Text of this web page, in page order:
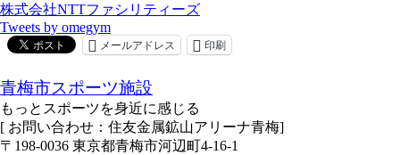
株式会社NTTファシリティーズ
Tweets by omegym
メールアドレス
印刷
青梅市スポーツ施設
もっとスポーツを身近に感じる
[ お問い合わせ：住友金属鉱山アリーナ青梅]
〒198-0036 東京都青梅市河辺町4-16-1